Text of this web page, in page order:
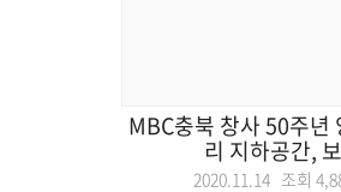
MBC충북 창사 50주년
리 지하공간,
2020.11.14 조회